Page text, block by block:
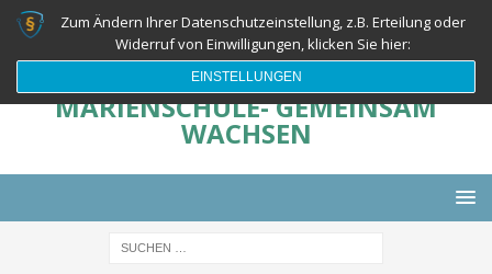
MARIENSCHULE- GEMEINSAM
WACHSEN
Zum Ändern Ihrer Datenschutzeinstellung, z.B. Erteilung oder
Widerruf von Einwilligungen, klicken Sie hier:
EINSTELLUNGEN